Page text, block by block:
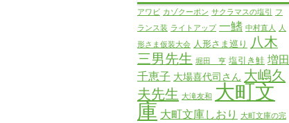
アワビ カゾクーポン サクラマスの塩引 フ
ランス装 ライトアップ 一鰭 中村直人
人
形さま仮装大会 人形さま巡り
八木
三男先生 堀田 亨 塩引き鮭 増田
千恵子 大場喜代司さん 大嶋久
夫先生 大滝友和 大町文
庫 大町文庫しおり
大町文庫の完